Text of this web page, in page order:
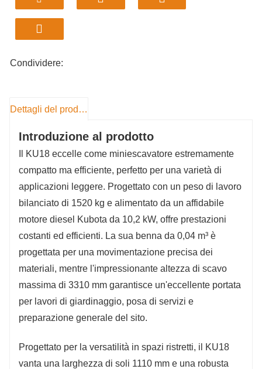
sterro.
Eccezionale manovrabilità:
larghezza ridotta di 1110 mm e alla pendenza
superabile del 30%, si muove facilmente in
Condividere:
Dettagli del prodotto
Introduzione al prodotto
Il KU18 eccelle come miniescavatore estremamente
compatto ma efficiente, perfetto per una varietà di
applicazioni leggere. Progettato con un peso di lavoro
bilanciato di 1520 kg e alimentato da un affidabile
motore diesel Kubota da 10,2 kW, offre prestazioni
costanti ed efficienti. La sua benna da 0,04 m³ è
progettata per una movimentazione precisa dei
materiali, mentre l'impressionante altezza di scavo
massima di 3310 mm garantisce un'eccellente portata
per lavori di giardinaggio, posa di servizi e
preparazione generale del sito.
Progettato per la versatilità in spazi ristretti, il KU18
vanta una larghezza di soli 1110 mm e una robusta